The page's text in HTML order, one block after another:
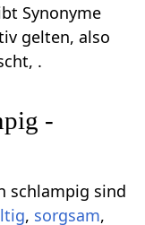
Synonyme
gelten, also
.
-
schlampig sind
, sorgsam,